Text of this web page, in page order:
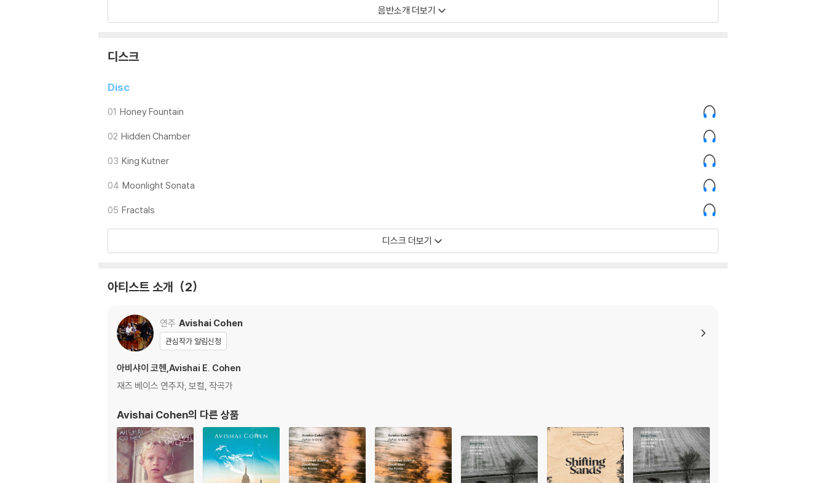
1) 열을 가하여 제작하는 바이닐 공정 특성상 디스크 표면이 미세하게 울렁거리거나 휘어지는 경우가 있습니다.
2) 재생 음역의 왜곡을 최소화 하고 반복 재생시에도 최대한 일관되게 유지되도록 디스크 센터 홀 구경이 작게 제작되는 경우가 있습니다. 턴테이블 스핀들에 맞지 않는 경우에
는 전용 제품 등을 이용하여 센터 홀을 조정하시면 해결됩니다.
3) 디스크에 미세한 잔 흠집이 남아있거나 인쇄 면이 깨끗하지 않은 경우가 있으며, 이는 상품의 불량이 아닙니다. 단, 재생에 이상이 있는 경우에는 불량으로 인한 반품/교환이
아래에 해당하는 경우는 불량이 아니므로 개봉 후 반품/교환이 불가합니다.
1) 컬러 디스크는 웹 이미지와 실제 색상이 차이가 날 수 있습니다.
2) 컬러 디스크의 특성상 제작 공정시 앨범마다 색상 차이가 나는 경우도 있습니다.
3) 컬러 디스크는 제작 과정에서 다른 색상 염료가 섞여 얼룩과 번짐, 반점 등이 발생할 수 있습니다.
※ 반품/교환 안내
1) 불량으로 인한 반품/교환 요청 시에는 불량 확인을 위해 개봉 시의 동영상을 요청할 수 있으며, 동영상이 없는 경우 반품/교환이 제한될 수 있습니다.
관련 사진과 동영상 및 재생 기기 모델명을 첨부하여 첨부하여 고객센터에 문의 바랍니다.
음반소개 더보기
디스크
Disc
01 Honey Fountain
02 Hidden Chamber
03 King Kutner
04 Moonlight Sonata
05 Fractals
디스크 더보기
아티스트 소개 2
연주 Avishai Cohen
관심작가 알림신청
아비샤이 코헨,Avishai E. Cohen
재즈 베이스 연주자, 보컬, 작곡가
Avishai Cohen의 다른 상품